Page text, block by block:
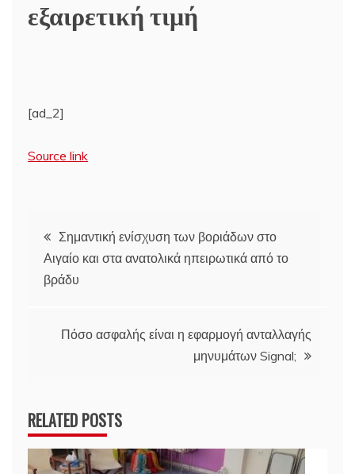
εξαιρετική τιμή
[ad_2]
Source link
Πλοήγηση
άρθρων
Σημαντική ενίσχυση των βοριάδων στο
Αιγαίο και στα ανατολικά ηπειρωτικά από το
βράδυ
Πόσο ασφαλής είναι η εφαρμογή ανταλλαγής
μηνυμάτων Signal;
RELATED POSTS